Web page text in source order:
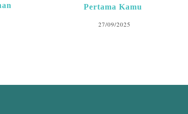
Pertama Kamu
27/09/2025